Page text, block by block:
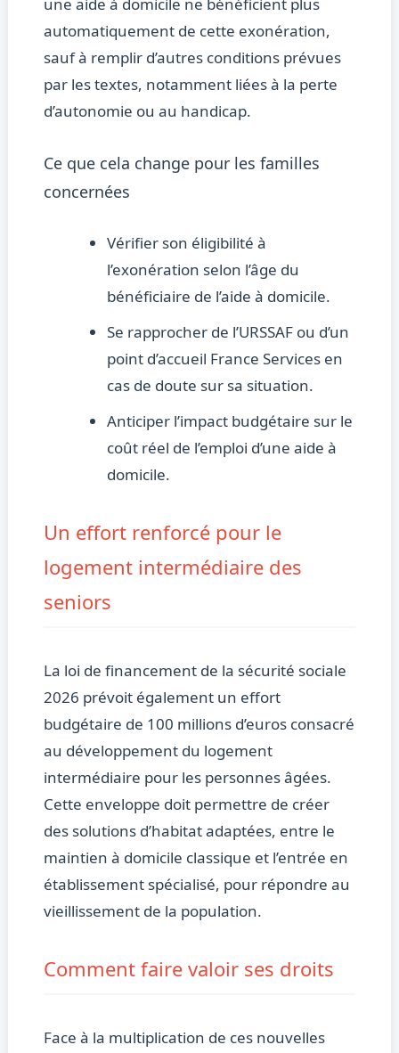
automatiquement de cette exonération,
sauf à remplir d’autres conditions prévues
par les textes, notamment liées à la perte
d’autonomie ou au handicap.
Ce que cela change pour les familles
concernées
Vérifier son éligibilité à
l’exonération selon l’âge du
bénéficiaire de l’aide à domicile.
Se rapprocher de l’URSSAF ou d’un
point d’accueil France Services en
cas de doute sur sa situation.
Anticiper l’impact budgétaire sur le
coût réel de l’emploi d’une aide à
domicile.
Un effort renforcé pour le
logement intermédiaire des
seniors
La loi de financement de la sécurité sociale
2026 prévoit également un effort
budgétaire de 100 millions d’euros consacré
au développement du logement
intermédiaire pour les personnes âgées.
Cette enveloppe doit permettre de créer
des solutions d’habitat adaptées, entre le
maintien à domicile classique et l’entrée en
établissement spécialisé, pour répondre au
vieillissement de la population.
Comment faire valoir ses droits
Face à la multiplication de ces nouvelles